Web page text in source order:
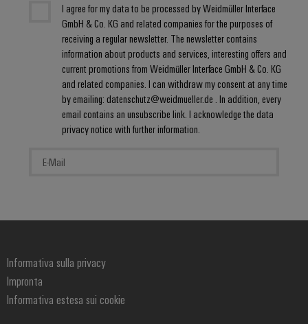
I agree for my data to be processed by Weidmüller Interface
GmbH & Co. KG and related companies for the purposes of
receiving a regular newsletter. The newsletter contains
information about products and services, interesting offers and
current promotions from Weidmüller Interface GmbH & Co. KG
and related companies. I can withdraw my consent at any time
by emailing: datenschutz@weidmueller.de . In addition, every
email contains an unsubscribe link. I acknowledge the data
privacy notice with further information.
Informativa sulla privacy
Impronta
Informativa estesa sui cookie